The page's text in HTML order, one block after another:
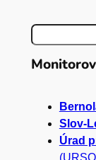
H
ľ
Slov-
Úrad